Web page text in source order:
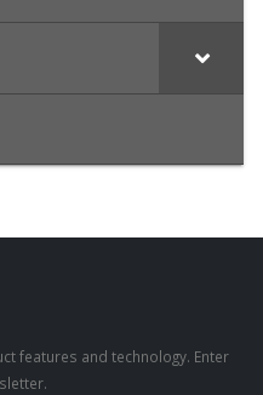
features and technology. Enter